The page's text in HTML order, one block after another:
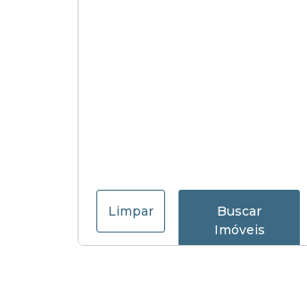
Limpar
Buscar
Imóveis